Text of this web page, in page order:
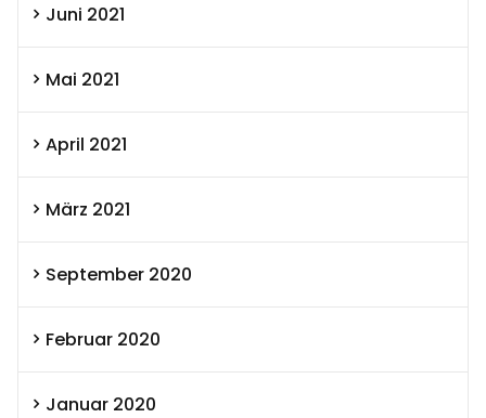
Juni 2021
Mai 2021
April 2021
März 2021
September 2020
Februar 2020
Januar 2020